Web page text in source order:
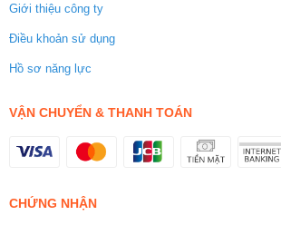
Giới thiệu công ty
Điều khoản sử dụng
Hồ sơ năng lực
VẬN CHUYỂN & THANH TOÁN
CHỨNG NHẬN